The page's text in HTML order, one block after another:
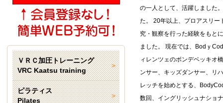
ＶＲＣ加圧トレーニング
VRC Kaatsu training
ピラティス
Pilates
の一人として、活躍しました
た。 20年以上、プロアスリー
究・観察を行った経験をもと
ました。 現在では、Bodｙ
ィレンツェのボンデベッキオ
ンサー、キッズダンサー、リ
レッチを始めとする、
数回、イングリッシュナショ